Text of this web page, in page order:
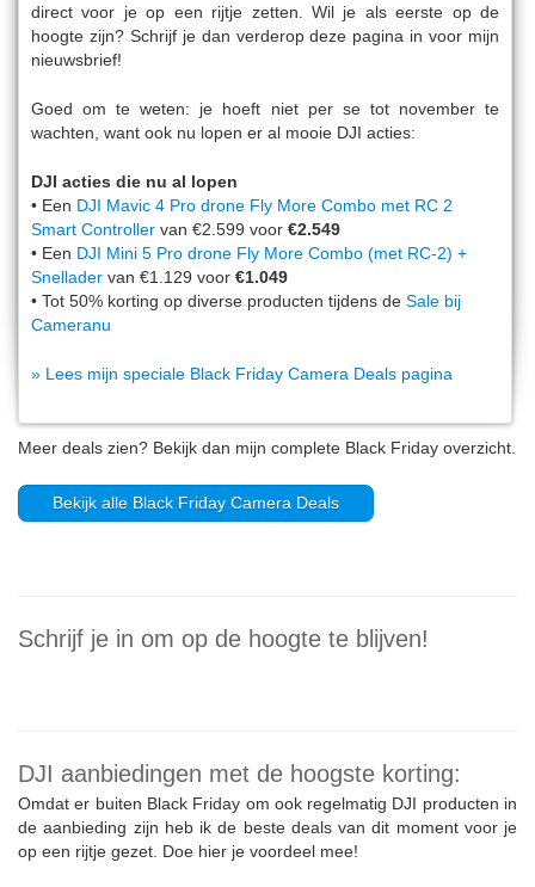
direct voor je op een rijtje zetten. Wil je als eerste op de
hoogte zijn? Schrijf je dan verderop deze pagina in voor mijn
nieuwsbrief!
Goed om te weten: je hoeft niet per se tot november te
wachten, want ook nu lopen er al mooie DJI acties:
DJI acties die nu al lopen
• Een DJI Mavic 4 Pro drone Fly More Combo met RC 2
Smart Controller van €2.599 voor €2.549
• Een DJI Mini 5 Pro drone Fly More Combo (met RC-2) +
Snellader van €1.129 voor €1.049
• Tot 50% korting op diverse producten tijdens de Sale bij
Cameranu
» Lees mijn speciale Black Friday Camera Deals pagina
Meer deals zien? Bekijk dan mijn complete Black Friday overzicht.
Bekijk alle Black Friday Camera Deals
Schrijf je in om op de hoogte te blijven!
DJI aanbiedingen met de hoogste korting:
Omdat er buiten Black Friday om ook regelmatig DJI producten in
de aanbieding zijn heb ik de beste deals van dit moment voor je
op een rijtje gezet. Doe hier je voordeel mee!